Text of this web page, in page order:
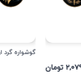
تومان
گوشواره گرد